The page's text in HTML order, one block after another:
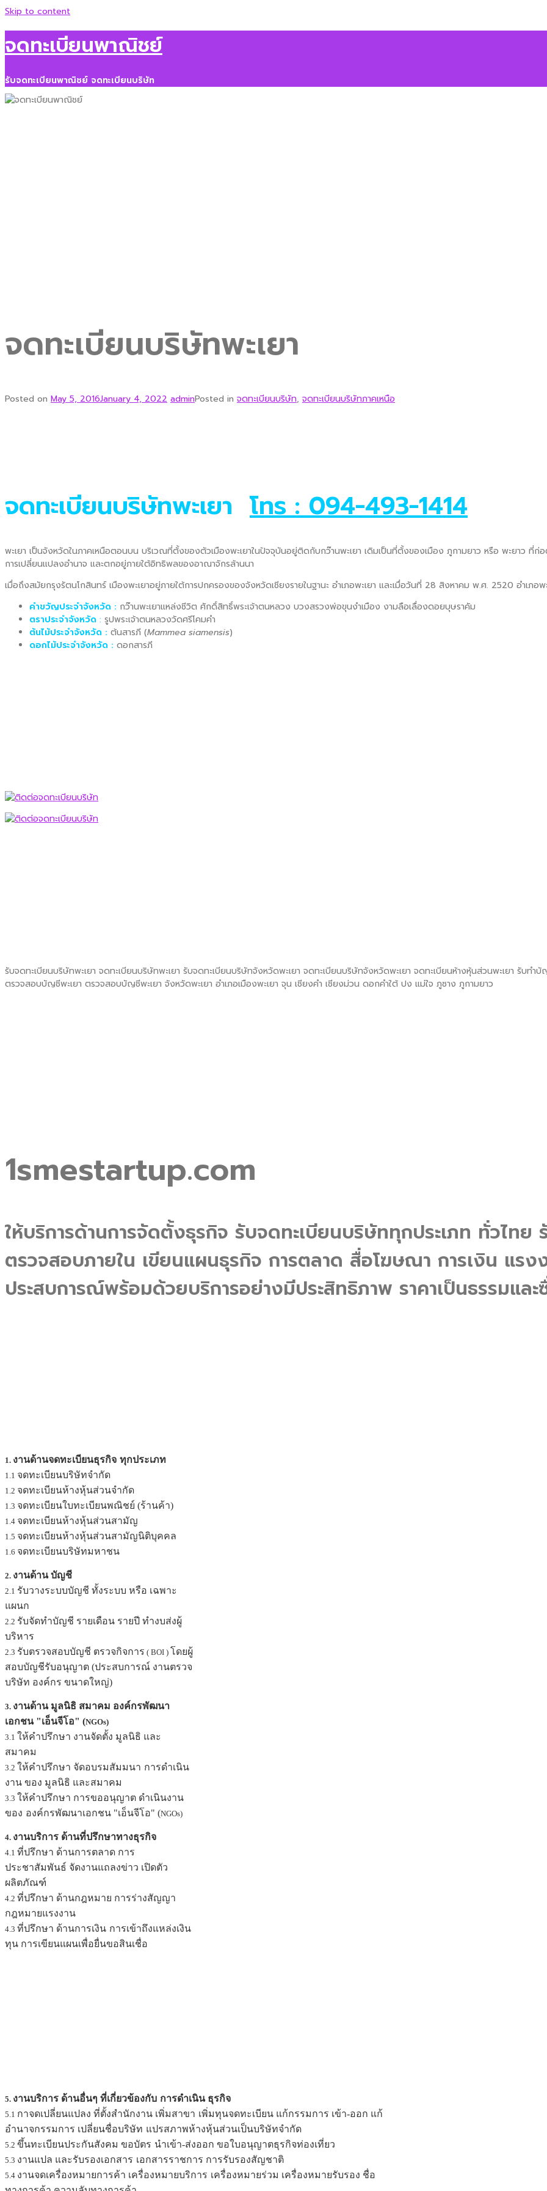
Skip to content
จดทะเบียนพาณิชย์
รับจดทะเบียนพาณิชย์ จดทะเบียนบริษัท
จดทะเบียนบริษัทพะเยา
Posted on May 5, 2016January 4, 2022 adminPosted in จดทะเบียนบริษัท, จดทะเบียนบริษัทภาคเหนือ
จดทะเบียนบริษัทพะเยา โทร : 094-493-1414
พะเยา เป็นจังหวัดในภาคเหนือตอนบน บริเวณที่ตั้งของตัวเมืองพะเยาในปัจจุบันอยู่ติดกับกว๊านพะเยา เดิมเป็นที่ตั้งของเมือง ภูกามยาว หรือ พะยาว
การเปลี่ยนแปลงอำนาจ และตกอยู่ภายใต้อิทธิพลของอาณาจักรล้านนา
เมื่อถึงสมัยกรุงรัตนโกสินทร์ เมืองพะเยาอยู่ภายใต้การปกครองของจังหวัดเชียงรายในฐานะ อำเภอพะเยา และเมื่อวันที่ 28 สิงหาคม พ.ศ. 2520 อำเภอ
คำขวัญประจำจังหวัด : กว๊านพะเยาแหล่งชีวิต ศักดิ์สิทธิ์พระเจ้าตนหลวง บวงสรวงพ่อขุนงำเมือง งามลือเลื่องดอยบุษราคัม
ตราประจำจังหวัด : รูปพระเจ้าตนหลวงวัดศรีโคมคำ
ต้นไม้ประจำจังหวัด : ต้นสารภี (Mammea siamensis)
ดอกไม้ประจำจังหวัด : ดอกสารภี
รับจดทะเบียนบริษัทพะเยา จดทะเบียนบริษัทพะเยา รับจดทะเบียนบริษัทจังหวัดพะเยา จดทะเบียนบริษัทจังหวัดพะเยา จดทะเบียนห้างหุ้นส่วนพะเยา รับท
ตรวจสอบบัญชีพะเยา ตรวจสอบบัญชีพะเยา จังหวัดพะเยา อำเภอเมืองพะเยา จุน เชียงคำ เชียงม่วน ดอกคำใต้ ปง แม่ใจ ภูซาง ภูกามยาว
1smestartup.com
ให้บริการด้านการจัดตั้งธุรกิจ รับจดทะเบียนบริษัททุกประเภท ทั่วไท
ตรวจสอบภายใน เขียนแผนธุรกิจ การตลาด สื่อโฆษณา การเงิน แร
ประสบการณ์พร้อมด้วยบริการอย่างมีประสิทธิภาพ ราคาเป็นธรรมแล
1. งานด้านจดทะเบียนธุรกิจ ทุกประเภท
1.1 จดทะเบียนบริษัทจำกัด
1.2 จดทะเบียนห้างหุ้นส่วนจำกัด
1.3 จดทะเบียนใบทะเบียนพณิชย์ (ร้านค้า)
1.4 จดทะเบียนห้างหุ้นส่วนสามัญ
1.5 จดทะเบียนห้างหุ้นส่วนสามัญนิติบุคคล
1.6 จดทะเบียนบริษัทมหาชน
2. งานด้าน บัญชี
2.1 รับวางระบบบัญชี ทั้งระบบ หรือ เฉพาะ
แผนก
2.2 รับจัดทำบัญชี รายเดือน รายปี ทำงบส่งผู้
บริหาร
2.3 รับตรวจสอบบัญชี ตรวจกิจการ ( BOI ) โดยผู้
สอบบัญชีรับอนุญาต (ประสบการณ์ งานตรวจ
บริษัท องค์กร ขนาดใหญ่)
3. งานด้าน มูลนิธิ สมาคม องค์กรพัฒนา
เอกชน "เอ็นจีโอ" (NGOs)
3.1 ให้คำปรึกษา งานจัดตั้ง มูลนิธิ และ
สมาคม
3.2 ให้คำปรึกษา จัดอบรมสัมมนา การดำเนิน
งาน ของ มูลนิธิ และสมาคม
3.3 ให้คำปรึกษา การขออนุญาต ดำเนินงาน
ของ องค์กรพัฒนาเอกชน "เอ็นจีโอ" (NGOs)
4. งานบริการ ด้านที่ปรึกษาทางธุรกิจ
4.1 ที่ปรึกษา ด้านการตลาด การ
ประชาสัมพันธ์ จัดงานแถลงข่าว เปิดตัว
ผลิตภัณฑ์
4.2 ที่ปรึกษา ด้านกฎหมาย การร่างสัญญา
กฎหมายแรงงาน
4.3 ที่ปรึกษา ด้านการเงิน การเข้าถึงแหล่งเงิน
ทุน การเขียนแผนเพื่อยื่นขอสินเชื่อ
5. งานบริการ ด้านอื่นๆ ที่เกี่ยวข้องกับ การดำเนิน ธุรกิจ
5.1 กาจดเปลี่ยนแปลง ที่ตั้งสำนักงาน เพิ่มสาขา เพิ่มทุนจดทะเบียน แก้กรรมการ เข้า-ออก แก้
อำนาจกรรมการ เปลี่ยนชื่อบริษัท แปรสภาพห้างหุ้นส่วนเป็นบริษัทจำกัด
5.2 ขึ้นทะเบียนประกันสังคม ขอบัตร นำเข้า-ส่งออก ขอใบอนุญาตธุรกิจท่องเที่ยว
5.3 งานแปล และรับรองเอกสาร เอกสารราชการ การรับรองสัญชาติ
5.4 งานจดเครื่องหมายการค้า เครื่องหมายบริการ เครื่องหมายร่วม เครื่องหมายรับรอง ชื่อ